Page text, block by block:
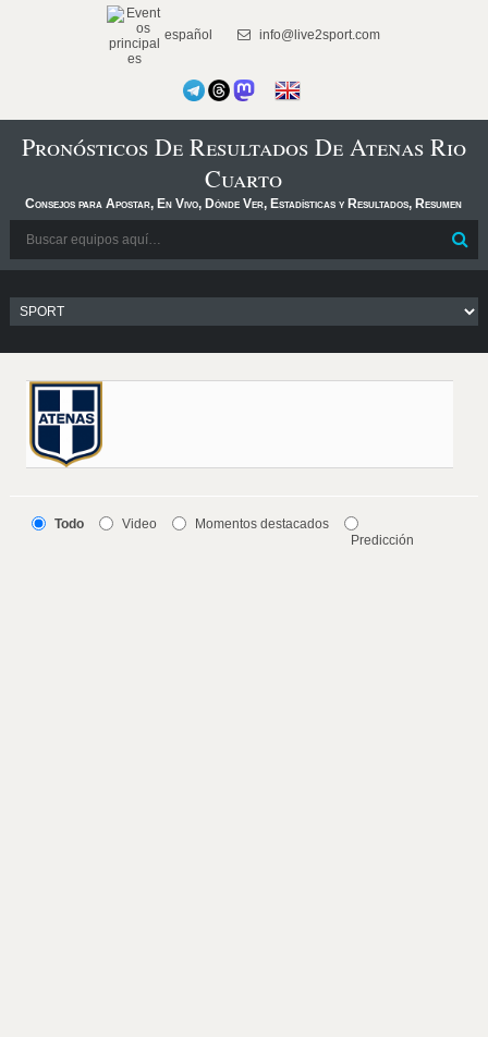
español info@live2sport.com
Pronósticos De Resultados De Atenas Rio
Cuarto
Consejos para Apostar, En Vivo, Dónde Ver, Estadísticas y Resultados, Resumen
Todo Video
Momentos destacados
Predicción